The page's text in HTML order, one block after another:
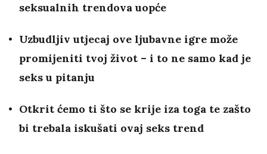
seksualnih trendova uopće
Uzbudljiv utjecaj ove ljubavne igre može
promijeniti tvoj život – i to ne samo kad je
seks u pitanju
Otkrit ćemo ti što se krije iza toga te zašto
bi trebala iskušati ovaj seks trend